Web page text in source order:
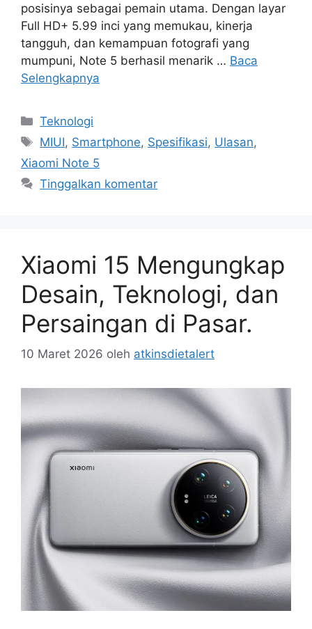
posisinya sebagai pemain utama. Dengan layar
Full HD+ 5.99 inci yang memukau, kinerja
tangguh, dan kemampuan fotografi yang
mumpuni, Note 5 berhasil menarik … Baca
Selengkapnya
Kategori
Teknologi
Tag
MIUI, Smartphone, Spesifikasi, Ulasan,
Xiaomi Note 5
Tinggalkan komentar
Xiaomi 15 Mengungkap
Desain, Teknologi, dan
Persaingan di Pasar.
10 Maret 2026 oleh atkinsdietalert